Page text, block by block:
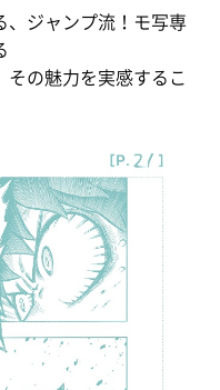
、ジャンプ流！モ写専
の魅力を実感するこ